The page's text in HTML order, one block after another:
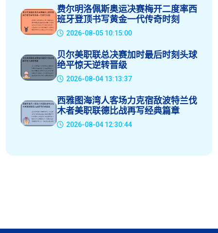
费尔明洛佩斯奥运决赛梅开二度率西
班牙登顶书写黄金一代传奇时刻
2026-08-05 10:15:00
贝尔美职联总决赛加时最后时刻头球
绝平惊天逆转晋级
2026-08-04 13:13:37
西雅图海湾人客场力克宿敌波特兰伐
木者美职联德比战再写经典篇章
2026-08-04 12:30:44